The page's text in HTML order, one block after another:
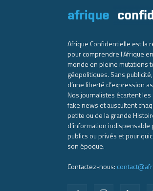
Afrique Confidentielle est la
pour comprendre l’Afrique
monde en pleine mutations
géopolitiques. Sans
d’une liberté d’expression
Nos journalistes écartent
fake news et auscultent
petite ou de la grande
d’information
publics ou privés et pour
son époque.
Contactez-nous: